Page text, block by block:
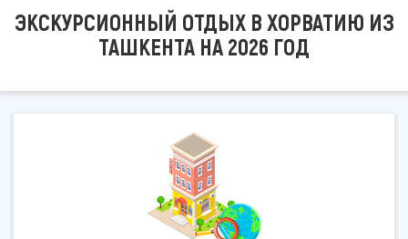
ЭКСКУРСИОННЫЙ ОТДЫХ В ХОРВАТИЮ ИЗ
ТАШКЕНТА НА 2026 ГОД